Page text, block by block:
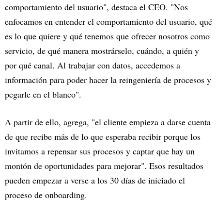
comportamiento del usuario", destaca el CEO. "Nos
enfocamos en entender el comportamiento del usuario, qué
es lo que quiere y qué tenemos que ofrecer nosotros como
servicio, de qué manera mostrárselo, cuándo, a quién y
por qué canal. Al trabajar con datos, accedemos a
información para poder hacer la reingeniería de procesos y
pegarle en el blanco".
A partir de ello, agrega, "el cliente empieza a darse cuenta
de que recibe más de lo que esperaba recibir porque los
invitamos a repensar sus procesos y captar que hay un
montón de oportunidades para mejorar". Esos resultados
pueden empezar a verse a los 30 días de iniciado el
proceso de onboarding.